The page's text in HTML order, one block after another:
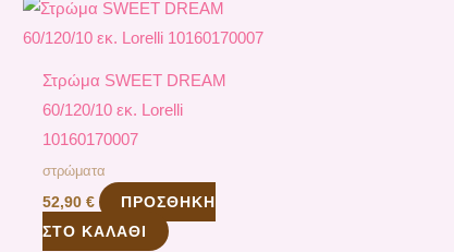
Στρώμα SWEET DREAM
60/120/10 εκ. Lorelli
10160170007
στρώματα
52,90€
ΠΡΟΣΘΉΚΗ
ΣΤΟ ΚΑΛΆΘΙ